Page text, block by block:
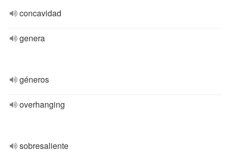
concavidad
genera
géneros
overhanging
sobresaliente